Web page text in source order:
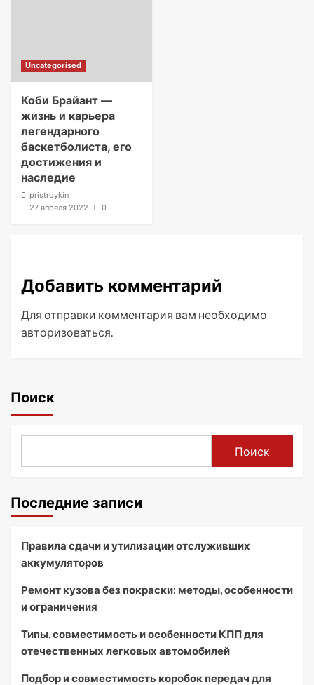
Uncategorised
Коби Брайант —
жизнь и карьера
легендарного
баскетболиста, его
достижения и
наследие
pristroykin_
27 апреля 2022
0
Добавить комментарий
Для отправки комментария вам необходимо
авторизоваться.
Поиск
Поиск
Последние записи
Правила сдачи и утилизации отслуживших
аккумуляторов
Ремонт кузова без покраски: методы, особенности
и ограничения
Типы, совместимость и особенности КПП для
отечественных легковых автомобилей
Подбор и совместимость коробок передач для